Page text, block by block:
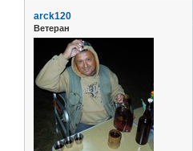
arck120
Ветеран